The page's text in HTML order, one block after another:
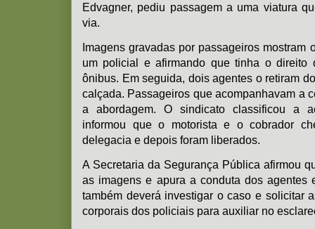
Edvagner, pediu passagem a uma viatura
via.
Imagens gravadas por passageiros mostram
um policial e afirmando que tinha o direito
ônibus. Em seguida, dois agentes o retiram
calçada. Passageiros que acompanhavam a
a abordagem. O sindicato classificou a
informou que o motorista e o cobrador
delegacia e depois foram liberados.
A Secretaria da Segurança Pública afirmou
as imagens e apura a conduta dos agentes
também deverá investigar o caso e solicitar
corporais dos policiais para auxiliar no